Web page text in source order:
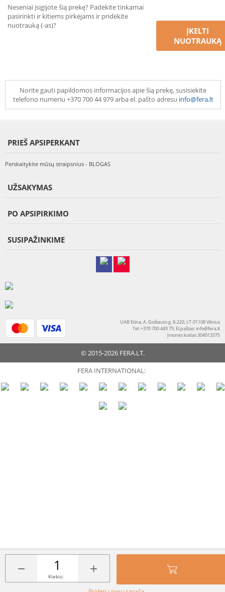
− +
Kiekis:
Neseniai įsigijote šią prekę? Padėkite tinkamai
pasirinkti ir kitiems pirkėjams ir pridėkite
nuotrauką (-as)?
ĮKELTI
NUOTRAUKĄ
Norite gauti papildomos informacijos apie šią prekę, susisiekite
telefono numeriu +370 700 44 979 arba el. pašto adresu info@fera.lt
PRIEŠ APSIPERKANT
Perskaitykite mūsų straipsnius - BLOGAS
UŽSAKYMAS
PO APSIPIRKIMO
SUSIPAŽINKIME
UAB Etina, A. Goštauto g. 8-220, LT-01108 Vilnius
Tel: +370 700 449 79, El.paštas:info@fera.lt
Įmonės kodas 304013375
© 2015-2026 FERA.LT.
FERA INTERNATIONAL: